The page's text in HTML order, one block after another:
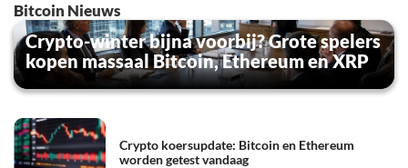
Bitcoin Nieuws
Crypto-winter bijna voorbij? Grote spelers
kopen massaal Bitcoin, Ethereum en XRP
Crypto koersupdate: Bitcoin en Ethereum
worden getest vandaag